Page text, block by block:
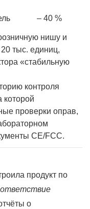
– 40 %
нишу и
тыс. единиц,
«стабильную
продукт по
о